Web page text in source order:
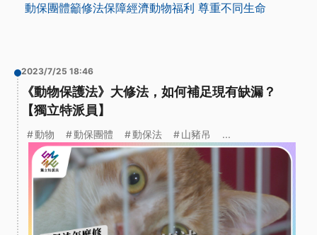
2023/7/25 18:46
《動物保護法》大修法，如何補足現有缺漏？
【獨立特派員】
動物 動保團體 動保法 山豬吊 ...
動保團體籲修法保障經濟動物福利 尊重不同生命